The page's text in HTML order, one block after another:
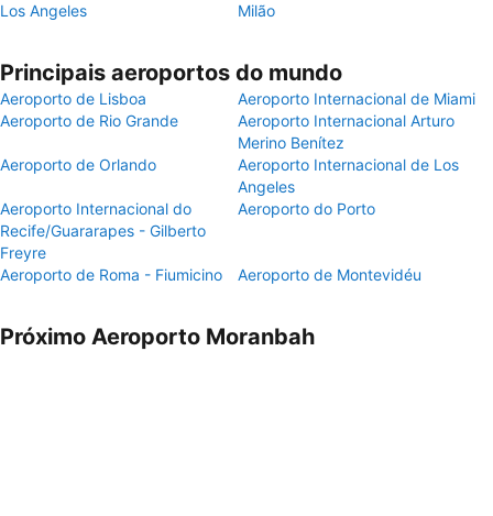
Los Angeles
Milão
Principais aeroportos do mundo
Aeroporto de Lisboa
Aeroporto Internacional de Miami
Aeroporto de Rio Grande
Aeroporto Internacional Arturo
Merino Benítez
Aeroporto de Orlando
Aeroporto Internacional de Los
Angeles
Aeroporto Internacional do
Recife/Guararapes - Gilberto
Freyre
Aeroporto do Porto
Aeroporto de Roma - Fiumicino Aeroporto de Montevidéu
Próximo Aeroporto Moranbah